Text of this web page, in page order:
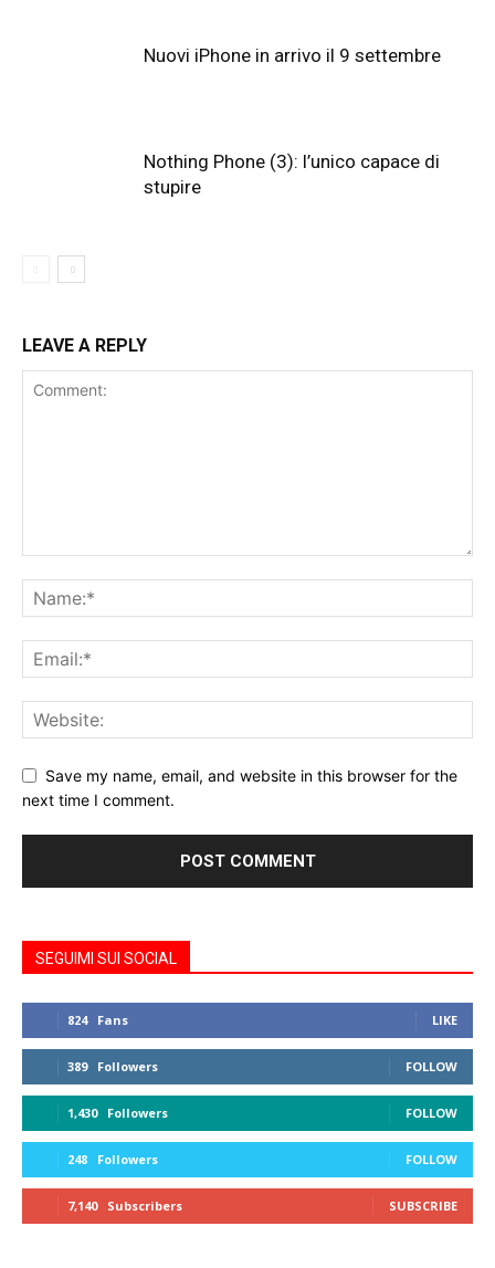
Nuovi iPhone in arrivo il 9 settembre
Nothing Phone (3): l’unico capace di
stupire
LEAVE A REPLY
Save my name, email, and website in this browser for the
next time I comment.
SEGUIMI SUI SOCIAL
824 Fans LIKE
389 Followers FOLLOW
1,430 Followers FOLLOW
248 Followers FOLLOW
7,140 Subscribers SUBSCRIBE